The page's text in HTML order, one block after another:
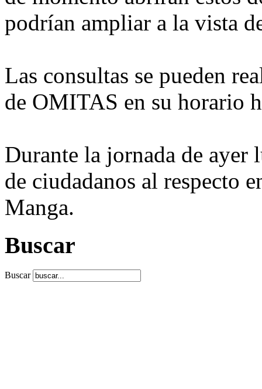
podrían ampliar a la vista
Las consultas se pueden
de OMITAS en su horario
Durante la jornada de ayer
de ciudadanos al respecto
Manga.
Buscar
Buscar